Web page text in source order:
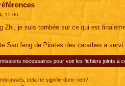
15:06
Zhi, je suis tombée sur ce qui est
Sao feng de Pirates des caraïbes a
nécessaires pour voir les fichiers joints à
cela ne signifie donc rien?